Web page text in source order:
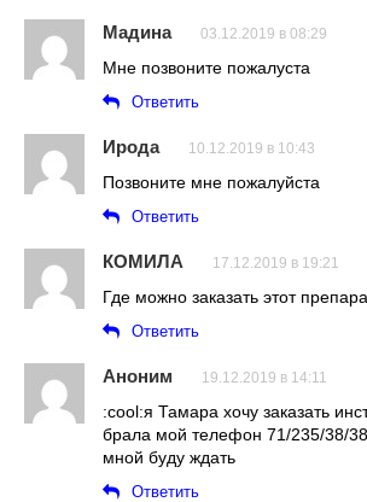
Мадина 03.12.2019 в 08:29
Мне позвоните пожалуста
Ответить
Ирода 10.12.2019 в 10:43
Позвоните мне пожалуйста
Ответить
КОМИЛА 17.12.2019 в 19:21
Где можно заказать этот
Ответить
Аноним 19.12.2019 в 14:11
:cool:я Тамара хочу заказать
брала мой телефон 71/235/38/38
мной буду ждать
Ответить